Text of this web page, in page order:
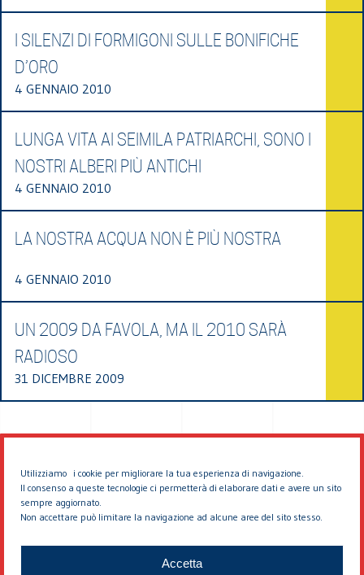
Utilizziamo i cookie per migliorare la tua esperienza di navigazione.
Il consenso a queste tecnologie ci permetterà di elaborare dati e avere un sito
sempre aggiornato.
Non accettare può limitare la navigazione ad alcune aree del sito stesso.
Accetta
I SILENZI DI FORMIGONI SULLE BONIFICHE
D’ORO
4 GENNAIO 2010
LUNGA VITA AI SEIMILA PATRIARCHI, SONO I
NOSTRI ALBERI PIÙ ANTICHI
4 GENNAIO 2010
LA NOSTRA ACQUA NON È PIÙ NOSTRA
4 GENNAIO 2010
UN 2009 DA FAVOLA, MA IL 2010 SARÀ
RADIOSO
31 DICEMBRE 2009
© 2026 EDDYBURG